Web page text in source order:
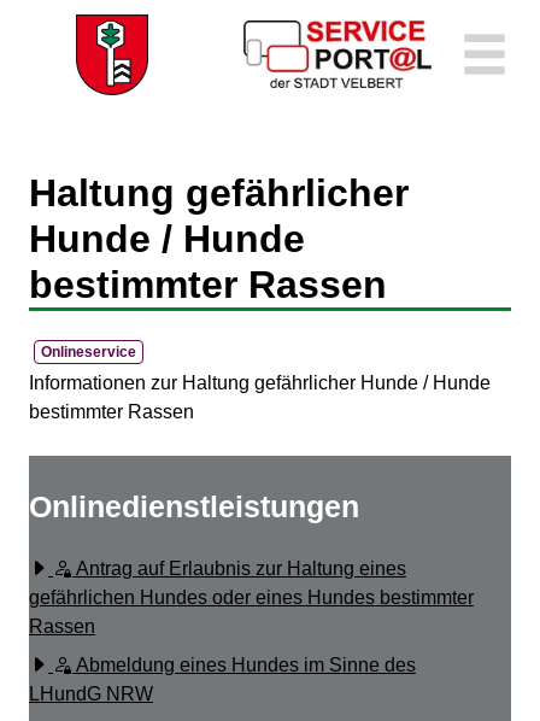
Zum Hauptinhalt springen
Zum Header
Zum Hauptinhalt
Zum Footer
Haltung gefährlicher
Hunde / Hunde
bestimmter Rassen
Onlineservice
Kurzbeschreibung
Informationen zur Haltung gefährlicher Hunde / Hunde
bestimmter Rassen
Onlinedienstleistungen
Antrag auf Erlaubnis zur Haltung eines
gefährlichen Hundes oder eines Hundes bestimmter
Rassen
Abmeldung eines Hundes im Sinne des
LHundG NRW